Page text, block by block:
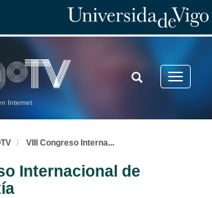
Internet
Toggle
TOGGLE
SEARCH
VIII Congreso Interna...
Internacional de